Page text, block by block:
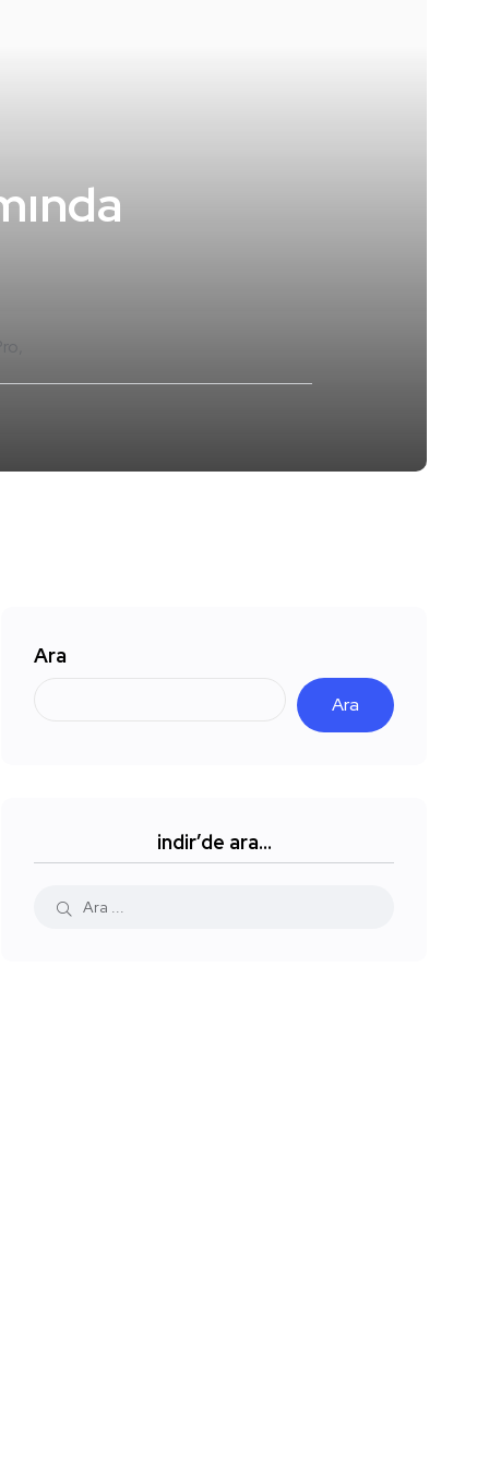
Ara
Ara
indir’de ara…